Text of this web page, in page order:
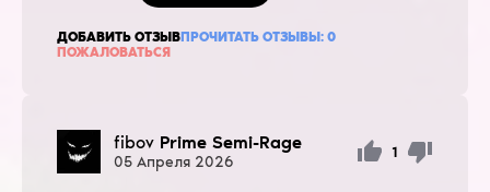
ДОБАВИТЬ ОТЗЫВПРОЧИТАТЬ ОТЗЫВЫ: 0
ПОЖАЛОВАТЬСЯ
fibov Prime Semi-Rage
05 Апреля 2026
1